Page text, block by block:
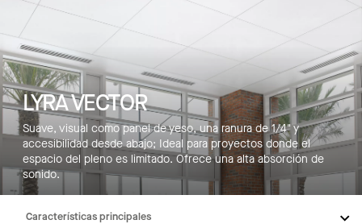
LYRA VECTOR
Suave, visual como panel de yeso, una ranura de 1/4" y
accesibilidad desde abajo; Ideal para proyectos donde el
espacio del pleno es limitado. Ofrece una alta absorción de
sonido.
Características principales